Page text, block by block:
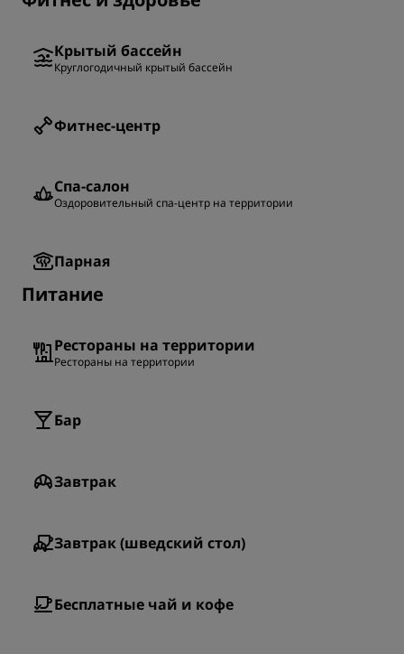
Крытый бассейн
Круглогодичный крытый бассейн
Фитнес-центр
Спа-салон
Оздоровительный спа-центр на территории
Парная
Питание
Рестораны на территории
Рестораны на территории
Бар
Завтрак
Завтрак (шведский стол)
Бесплатные чай и кофе